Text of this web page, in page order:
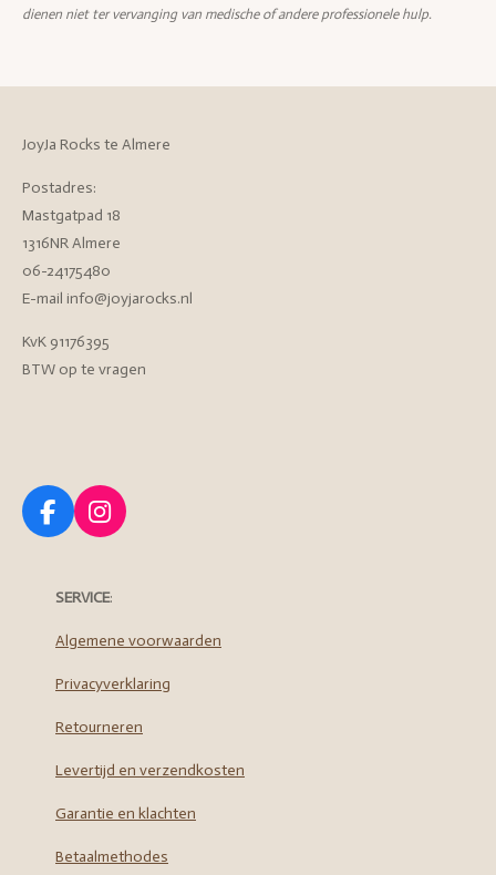
dienen niet ter vervanging van medische of andere professionele hulp.
JoyJa Rocks te Almere
Postadres:
Mastgatpad 18
1316NR Almere
06-24175480
E-mail info@joyjarocks.nl
KvK 91176395
BTW op te vragen
F
a
e
o
k
I
n
t
g
a
SERVICE:
Algemene voorwaarden
Privacyverklaring
Retourneren
Levertijd en verzendkosten
Garantie en klachten
Betaalmethodes